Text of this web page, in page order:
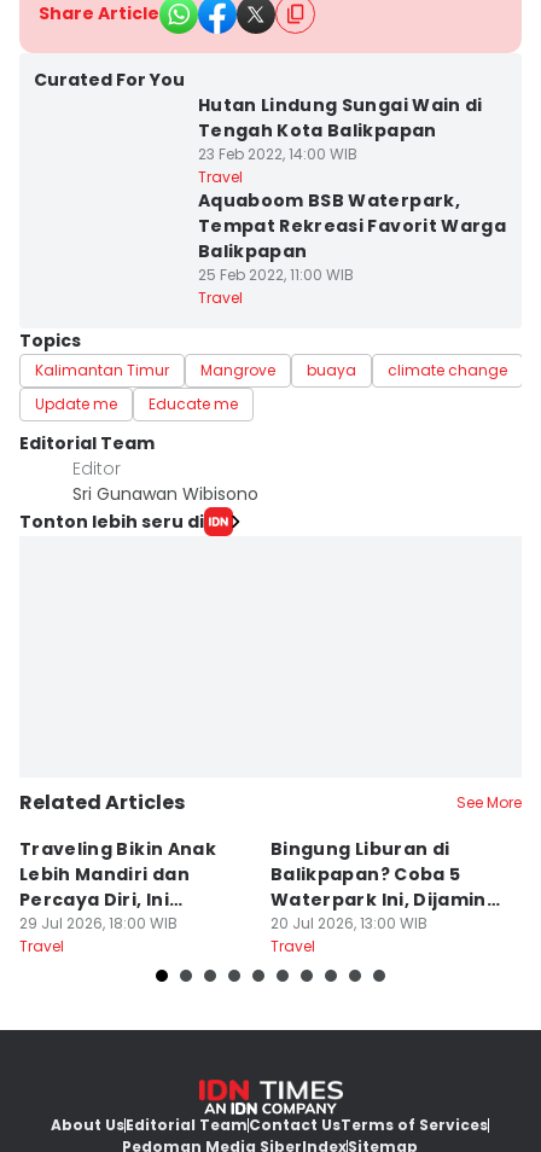
Share Article
Curated For You
Hutan Lindung Sungai Wain di
Tengah Kota Balikpapan
23 Feb 2022, 14:00 WIB
Travel
Aquaboom BSB Waterpark,
Tempat Rekreasi Favorit Warga
Balikpapan
25 Feb 2022, 11:00 WIB
Travel
Topics
Kalimantan Timur Mangrove buaya climate change
Update me
Educate me
Editorial Team
Editor
Sri Gunawan Wibisono
Tonton lebih seru di
Related Articles See More
Traveling Bikin Anak
Lebih Mandiri dan
Percaya Diri, Ini
Penjelasan Psikolog
29 Jul 2026, 18:00 WIB
Travel
Bingung Liburan di
Balikpapan? Coba 5
Waterpark Ini, Dijamin
Bikin Betah
20 Jul 2026, 13:00 WIB
Travel
About UsEditorial TeamContact UsTerms of Services
Pedoman Media SiberIndexSitemap